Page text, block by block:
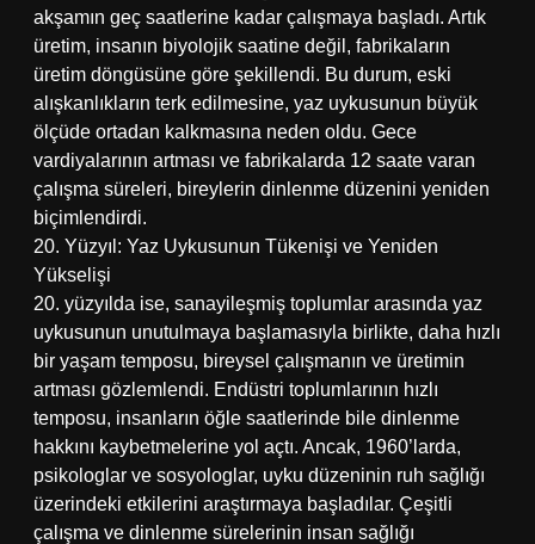
akşamın geç saatlerine kadar çalışmaya başladı. Artık
üretim, insanın biyolojik saatine değil, fabrikaların
üretim döngüsüne göre şekillendi. Bu durum, eski
alışkanlıkların terk edilmesine, yaz uykusunun büyük
ölçüde ortadan kalkmasına neden oldu. Gece
vardiyalarının artması ve fabrikalarda 12 saate varan
çalışma süreleri, bireylerin dinlenme düzenini yeniden
biçimlendirdi.
20. Yüzyıl: Yaz Uykusunun Tükenişi ve Yeniden
Yükselişi
20. yüzyılda ise, sanayileşmiş toplumlar arasında yaz
uykusunun unutulmaya başlamasıyla birlikte, daha hızlı
bir yaşam temposu, bireysel çalışmanın ve üretimin
artması gözlemlendi. Endüstri toplumlarının hızlı
temposu, insanların öğle saatlerinde bile dinlenme
hakkını kaybetmelerine yol açtı. Ancak, 1960’larda,
psikologlar ve sosyologlar, uyku düzeninin ruh sağlığı
üzerindeki etkilerini araştırmaya başladılar. Çeşitli
çalışma ve dinlenme sürelerinin insan sağlığı